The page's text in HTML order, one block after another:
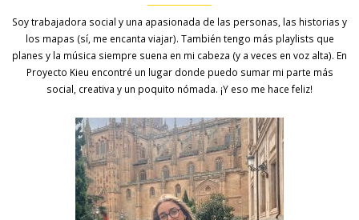
Soy trabajadora social y una apasionada de las personas, las historias y
los mapas (sí, me encanta viajar). También tengo más playlists que
planes y la música siempre suena en mi cabeza (y a veces en voz alta). En
Proyecto Kieu encontré un lugar donde puedo sumar mi parte más
social, creativa y un poquito nómada. ¡Y eso me hace feliz!